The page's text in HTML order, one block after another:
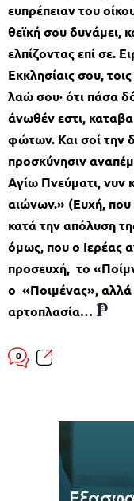
ευπρέπειαν του
θεϊκή σου δυνάμει,
ελπίζοντας επί σε.
Εκκλησίαις σου,
λαώ σου· ότι πάσα
άνωθέν εστι,
φώτων. Και σοί την
προσκύνησιν
Αγίω Πνεύματι, νυν
αιώνων.» (Ευχή, που
κατά την απόλυση
όμως, που ο Ιερέας
προσευχή, το
ο «Ποιμένας», αλλά
αρτοπλασία…
0